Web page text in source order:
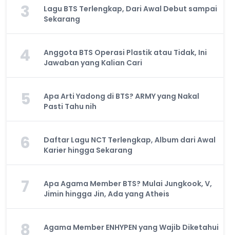
3
Lagu BTS Terlengkap, Dari Awal Debut sampai
Sekarang
4
Anggota BTS Operasi Plastik atau Tidak, Ini
Jawaban yang Kalian Cari
5
Apa Arti Yadong di BTS? ARMY yang Nakal
Pasti Tahu nih
6
Daftar Lagu NCT Terlengkap, Album dari Awal
Karier hingga Sekarang
7
Apa Agama Member BTS? Mulai Jungkook, V,
Jimin hingga Jin, Ada yang Atheis
8
Agama Member ENHYPEN yang Wajib Diketahui